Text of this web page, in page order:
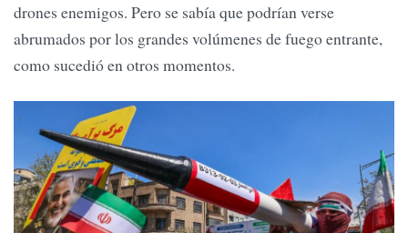
drones enemigos. Pero se sabía que podrían verse
abrumados por los grandes volúmenes de fuego entrante,
como sucedió en otros momentos.